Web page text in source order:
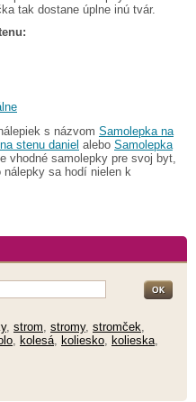
tak dostane úplne inú tvár.
s názvom Samolepka na
stenu daniel alebo Samolepka
vhodné samolepky pre svoj byt,
sa hodí nielen k
, strom, stromy, stromček,
, kolesá, koliesko, kolieska,